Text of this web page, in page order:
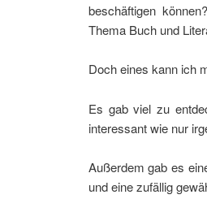
beschäftigen
Thema Buch und
Doch eines kann ich
Es gab viel zu
interessant wie nur
Außerdem gab es
und eine zufällig